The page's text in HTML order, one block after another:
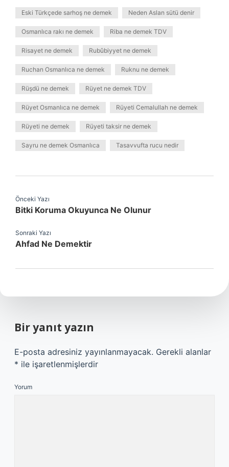
Eski Türkçede sarhoş ne demek Neden Aslan sütü denir
Osmanlıca rakı ne demek Riba ne demek TDV
Risayet ne demek Rubûbiyyet ne demek
Ruchan Osmanlıca ne demek Ruknu ne demek
Rüşdü ne demek Rüyet ne demek TDV
Rüyet Osmanlıca ne demek Rüyeti Cemalullah ne demek
Rüyeti ne demek Rüyeti taksir ne demek
Sayru ne demek Osmanlıca Tasavvufta rucu nedir
Önceki Yazı
Bitki Koruma Okuyunca Ne Olunur
Sonraki Yazı
Ahfad Ne Demektir
Bir yanıt yazın
E-posta adresiniz yayınlanmayacak. Gerekli alanlar
* ile işaretlenmişlerdir
Yorum